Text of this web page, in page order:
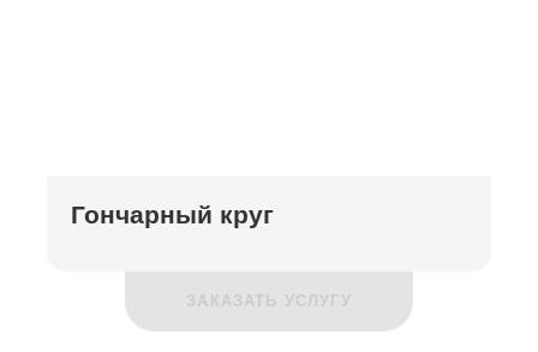
Гончарный круг
ЗАКАЗАТЬ УСЛУГУ